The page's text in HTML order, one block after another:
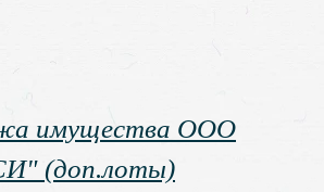
имущества ООО
(доп.лоты)